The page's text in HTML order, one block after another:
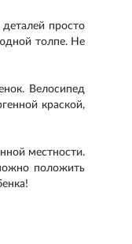
просто
толпе. Не
Велосипед
краской,
местности.
положить